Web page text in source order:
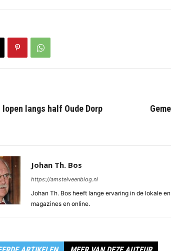
langs half Oude Dorp
Johan Th. Bos
https://amstelveenblog.nl
Johan Th. Bos heeft lange ervaring in de lokale
magazines en online.